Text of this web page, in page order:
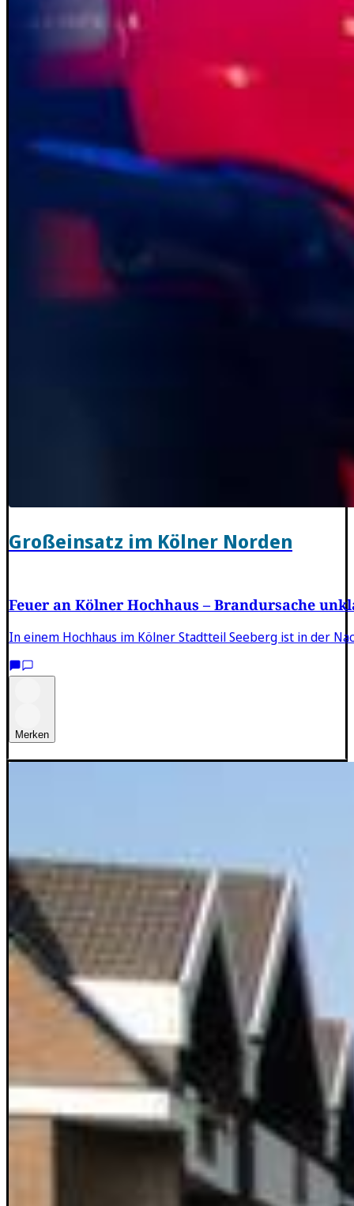
Großeinsatz im Kölner Norden
Feuer an Kölner Hochhaus – Brandursache
In einem Hochhaus im Kölner Stadtteil Seeberg ist in der
Merken